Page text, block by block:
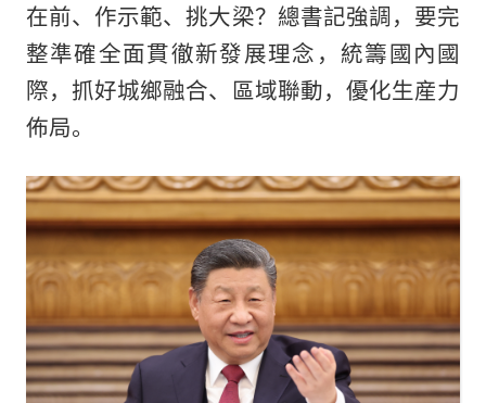
在前、作示範、挑大梁？總書記強調，要完
整準確全面貫徹新發展理念，統籌國內國
際，抓好城鄉融合、區域聯動，優化生産力
佈局。